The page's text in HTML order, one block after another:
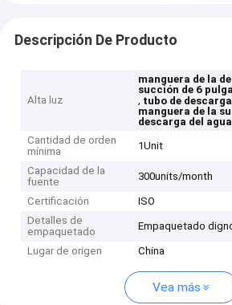
Descripción De Producto
Alta luz
manguera de la
succión de 6
, tubo de
manguera de la
descarga del agua
Cantidad de orden
mínima
1Unit
Capacidad de la
fuente
300units/month
Certificación
ISO
Detalles de
empaquetado
Empaquetado
Lugar de origen China
Vea más